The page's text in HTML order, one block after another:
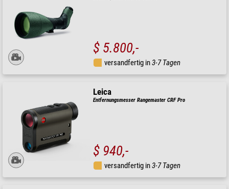
$ 5.800,-
versandfertig in3-7 Tagen
Leica
Entfernungsmesser Rangemaster CRF Pro
$ 940,-
versandfertig in3-7 Tagen